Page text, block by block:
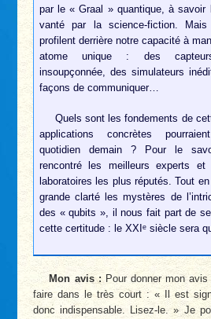
par le « Graal » quantique, à savoir
vanté par la science-fiction. Mais
profilent derrière notre capacité à
atome unique : des
insoupçonnée, des simulateurs
façons de communiquer…
Quels sont les fondements de
applications concrètes
quotidien demain ? Pour le
rencontré les meilleurs experts
laboratoires les plus réputés. Tout
grande clarté les mystères de
des « qubits », il nous fait part de
cette certitude : le XXIᵉ siècle sera
Mon avis :Pour donner mon
faire dans le très court : « Il est
donc indispensable. Lisez-le. » Je